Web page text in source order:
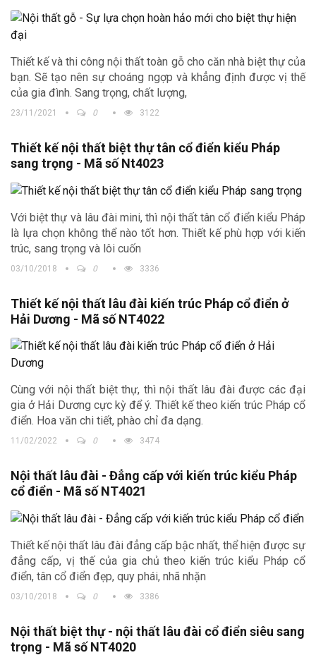
Thiết kế và thi công nội thất toàn gỗ cho căn nhà biệt thự của
bạn. Sẽ tạo nên sự choáng ngợp và khẳng định được vị thế
của gia đình. Sang trọng, chất lượng,
23/11/2021 0 3122
Thiết kế nội thất biệt thự tân cổ điển kiểu Pháp
sang trọng - Mã số Nt4023
Với biệt thự và lâu đài mini, thì nội thất tân cổ điển kiểu Pháp
là lựa chọn không thể nào tốt hơn. Thiết kế phù hợp với kiến
trúc, sang trọng và lôi cuốn
03/10/2018 0 3336
Thiết kế nội thất lâu đài kiến trúc Pháp cổ điển ở
Hải Dương - Mã số NT4022
Cùng với nội thất biệt thự, thì nội thất lâu đài được các đại
gia ở Hải Dương cực kỳ để ý. Thiết kế theo kiến trúc Pháp cổ
điển. Hoa văn chi tiết, phào chỉ đa dạng.
11/02/2022 0 3474
Nội thất lâu đài - Đẳng cấp với kiến trúc kiểu Pháp
cổ điển - Mã số NT4021
Thiết kế nội thất lâu đài đẳng cấp bậc nhất, thể hiện được sự
đẳng cấp, vị thế của gia chủ theo kiến trúc kiểu Pháp cổ
điển, tân cổ điển đẹp, quy phái, nhã nhặn
03/10/2018 0 3386
Nội thất biệt thự - nội thất lâu đài cổ điển siêu sang
trọng - Mã số NT4020